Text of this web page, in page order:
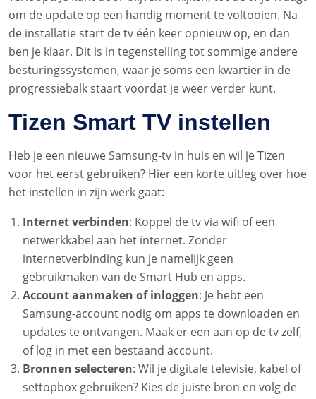
om de update op een handig moment te voltooien. Na
de installatie start de tv één keer opnieuw op, en dan
ben je klaar. Dit is in tegenstelling tot sommige andere
besturingssystemen, waar je soms een kwartier in de
progressiebalk staart voordat je weer verder kunt.
Tizen Smart TV instellen
Heb je een nieuwe Samsung-tv in huis en wil je Tizen
voor het eerst gebruiken? Hier een korte uitleg over hoe
het instellen in zijn werk gaat:
Internet verbinden: Koppel de tv via wifi of een
netwerkkabel aan het internet. Zonder
internetverbinding kun je namelijk geen
gebruikmaken van de Smart Hub en apps.
Account aanmaken of inloggen: Je hebt een
Samsung-account nodig om apps te downloaden en
updates te ontvangen. Maak er een aan op de tv zelf,
of log in met een bestaand account.
Bronnen selecteren: Wil je digitale televisie, kabel of
settopbox gebruiken? Kies de juiste bron en volg de